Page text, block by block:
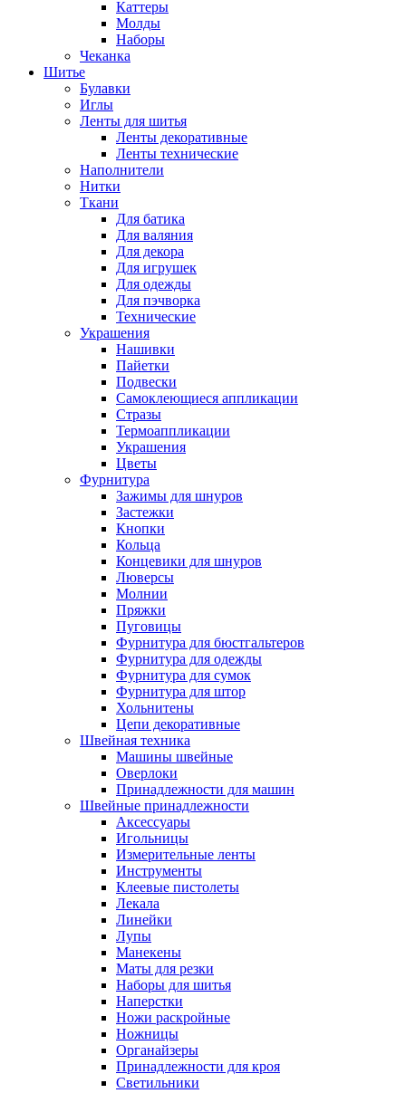
Каттеры
Молды
Наборы
Чеканка
Шитье
Булавки
Иглы
Ленты для шитья
Ленты декоративные
Ленты технические
Наполнители
Нитки
Ткани
Для батика
Для валяния
Для декора
Для игрушек
Для одежды
Для пэчворка
Технические
Украшения
Нашивки
Пайетки
Подвески
Самоклеющиеся аппликации
Стразы
Термоаппликации
Украшения
Цветы
Фурнитура
Зажимы для шнуров
Застежки
Кнопки
Кольца
Концевики для шнуров
Люверсы
Молнии
Пряжки
Пуговицы
Фурнитура для бюстгальтеров
Фурнитура для одежды
Фурнитура для сумок
Фурнитура для штор
Хольнитены
Цепи декоративные
Швейная техника
Машины швейные
Оверлоки
Принадлежности для машин
Швейные принадлежности
Аксессуары
Игольницы
Измерительные ленты
Инструменты
Клеевые пистолеты
Лекала
Линейки
Лупы
Манекены
Маты для резки
Наборы для шитья
Наперстки
Ножи раскройные
Ножницы
Органайзеры
Принадлежности для кроя
Светильники